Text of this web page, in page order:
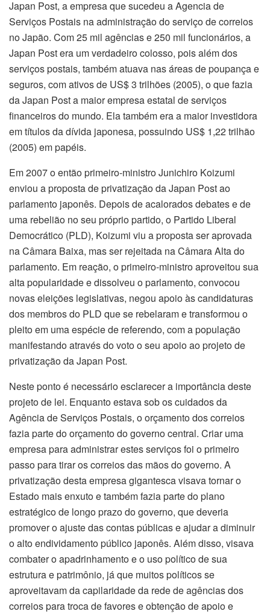
Japan Post, a empresa que sucedeu a Agencia de
Serviços Postais na administração do serviço de correios
no Japão. Com 25 mil agências e 250 mil funcionários, a
Japan Post era um verdadeiro colosso, pois além dos
serviços postais, também atuava nas áreas de poupança e
seguros, com ativos de US$ 3 trilhões (2005), o que fazia
da Japan Post a maior empresa estatal de serviços
financeiros do mundo. Ela também era a maior investidora
em títulos da dívida japonesa, possuindo US$ 1,22 trilhão
(2005) em papéis.
Em 2007 o então primeiro-ministro Junichiro Koizumi
enviou a proposta de privatização da Japan Post ao
parlamento japonês. Depois de acalorados debates e de
uma rebelião no seu próprio partido, o Partido Liberal
Democrático (PLD), Koizumi viu a proposta ser aprovada
na Câmara Baixa, mas ser rejeitada na Câmara Alta do
parlamento. Em reação, o primeiro-ministro aproveitou sua
alta popularidade e dissolveu o parlamento, convocou
novas eleições legislativas, negou apoio às candidaturas
dos membros do PLD que se rebelaram e transformou o
pleito em uma espécie de referendo, com a população
manifestando através do voto o seu apoio ao projeto de
privatização da Japan Post.
Neste ponto é necessário esclarecer a importância deste
projeto de lei. Enquanto estava sob os cuidados da
Agência de Serviços Postais, o orçamento dos correios
fazia parte do orçamento do governo central. Criar uma
empresa para administrar estes serviços foi o primeiro
passo para tirar os correios das mãos do governo. A
privatização desta empresa gigantesca visava tornar o
Estado mais enxuto e também fazia parte do plano
estratégico de longo prazo do governo, que deveria
promover o ajuste das contas públicas e ajudar a diminuir
o alto endividamento público japonês. Além disso, visava
combater o apadrinhamento e o uso político de sua
estrutura e patrimônio, já que muitos políticos se
aproveitavam da capilaridade da rede de agências dos
correios para troca de favores e obtenção de apoio e